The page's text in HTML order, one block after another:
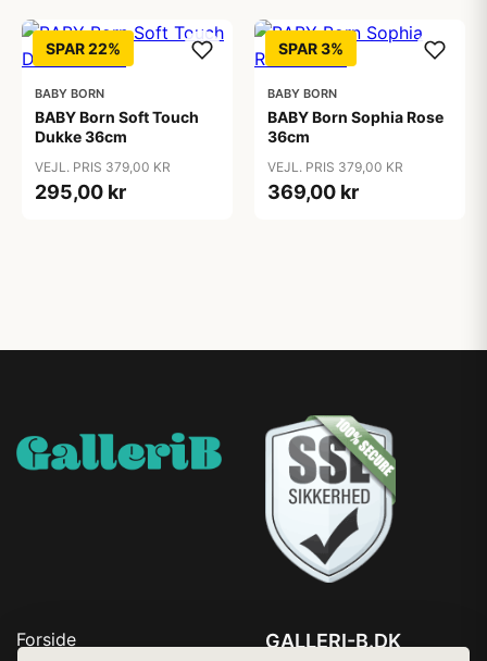
SPAR 22%
BABY BORN
BABY Born Soft Touch
Dukke 36cm
VEJL. PRIS 379,00 KR
295,00 kr
SPAR 3%
BABY BORN
BABY Born Sophia Rose
36cm
VEJL. PRIS 379,00 KR
369,00 kr
Forside
GALLERI-B.DK